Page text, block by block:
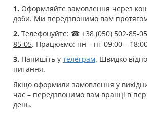
1. Оформляйте замовлення через
доби. Ми передзвонимо вам
2. Телефонуйте: ☎ +38 (050) 502-85-05
85-05. Працюємо: пн – пт 09:00 –
3. Напишіть у телеграм. Швидко
питання.
Якщо оформили замовлення у
час – передзвонимо вам вранці в
день.